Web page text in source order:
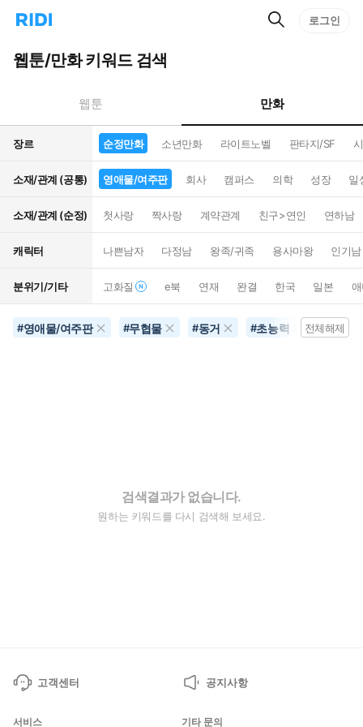
리
홈
으
턴
트
검
로그인
웹툰/만화 키워드 검색
웹툰 만화
장르 순정만화 소년만화 라이트노벨 판타지/SF
소재/관계 (공통) 영애물/여주판 회사 캠퍼스 의학 성장 일
소재/관계 (순정) 첫사랑 짝사랑 계약관계 친구>연인 연하남
캐릭터 나쁜남자 다정남 왕족/귀족 용사마왕 인기남
분위기/기타 고화질 e북 연재 완결 한국 일본
#영애물/여주판 #무협물 #동거 #초능력 #순정만
전체해제
검색결과가 없습니다.
원하는 키워드를 다시 검색해 보세요.
고객센터 공지사항
서비스 기타 문의